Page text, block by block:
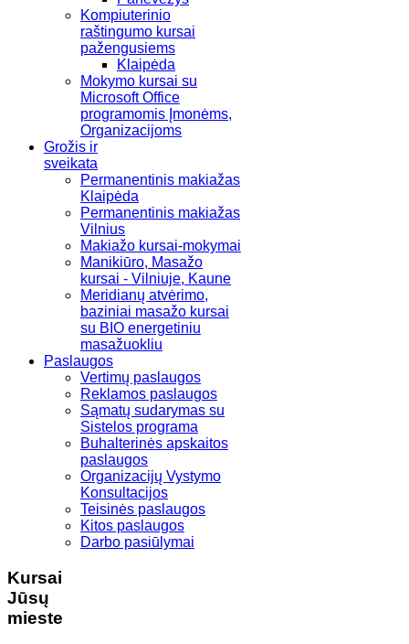
Kompiuterinio
raštingumo kursai
pažengusiems
Klaipėda
Mokymo kursai su
Microsoft Office
programomis Įmonėms,
Organizacijoms
Grožis ir
sveikata
Permanentinis makiažas
Klaipėda
Permanentinis makiažas
Vilnius
Makiažo kursai-mokymai
Manikiūro, Masažo
kursai - Vilniuje, Kaune
Meridianų atvėrimo,
baziniai masažo kursai
su BIO energetiniu
masažuokliu
Paslaugos
Vertimų paslaugos
Reklamos paslaugos
Sąmatų sudarymas su
Sistelos programa
Buhalterinės apskaitos
paslaugos
Organizacijų Vystymo
Konsultacijos
Teisinės paslaugos
Kitos paslaugos
Darbo pasiūlymai
Kursai
Jūsų
mieste